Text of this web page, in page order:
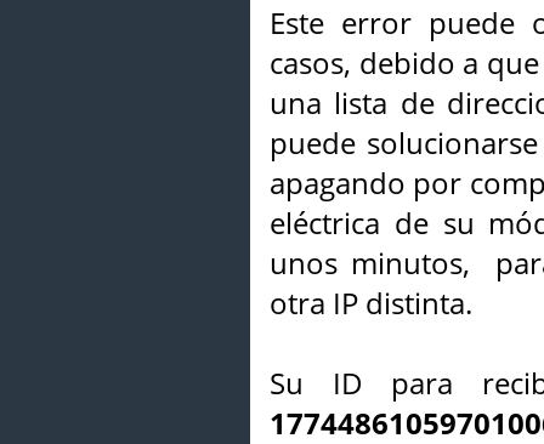
Este error puede
casos, debido a
una lista de
puede
apagando por
eléctrica de su
unos minutos,
otra IP distinta.
Su ID para